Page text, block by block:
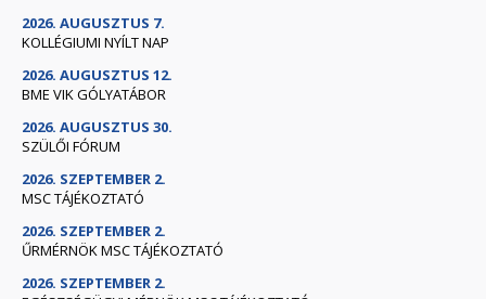
2026. AUGUSZTUS 7.
KOLLÉGIUMI NYÍLT NAP
2026. AUGUSZTUS 12.
BME VIK GÓLYATÁBOR
2026. AUGUSZTUS 30.
SZÜLŐI FÓRUM
2026. SZEPTEMBER 2.
MSC TÁJÉKOZTATÓ
2026. SZEPTEMBER 2.
ŰRMÉRNÖK MSC TÁJÉKOZTATÓ
2026. SZEPTEMBER 2.